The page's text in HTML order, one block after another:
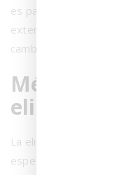
es particularmente
exteriores, donde la
cambios de
Métodos
eliminar
La eliminación de
específico para no